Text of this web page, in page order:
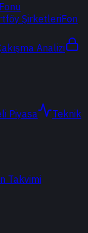
ŞirketleriFon
Analizi
Piyasa
Teknik
Takvimi